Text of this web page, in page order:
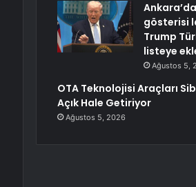
gösterisi
Trump
listeye
Ağustos 5,
OTA Teknolojisi Araçları
Açık Hale Getiriyor
Ağustos 5, 2026